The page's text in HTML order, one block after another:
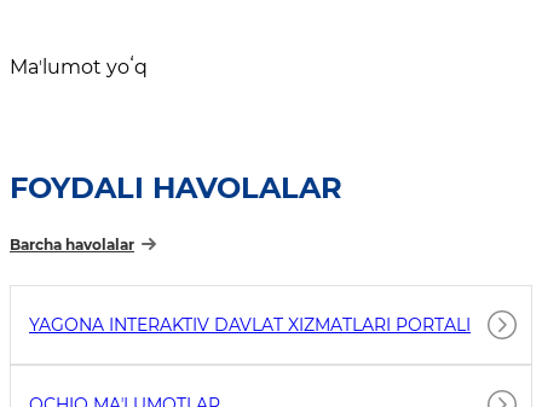
Maʼlumot yoʻq
FOYDALI HAVOLALAR
Barcha havolalar
YAGONA INTERAKTIV DAVLAT XIZMATLARI PORTALI